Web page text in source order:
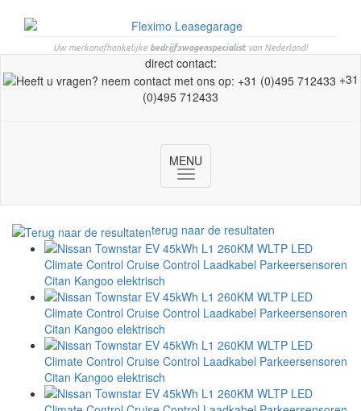
Uw merkonafhankelijke bedrijfswagenspecialistvan Nederland!
direct contact:
+31
(0)495 712433
MENU
Toggle
navigation
terug naar de resultaten